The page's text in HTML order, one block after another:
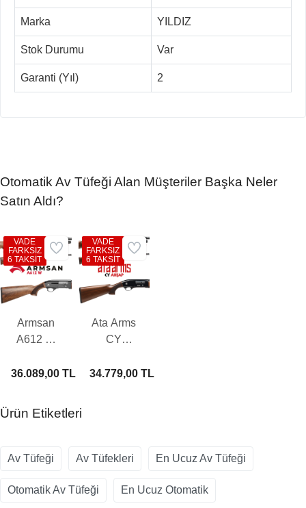
Marka YILDIZ
Stok Durumu Var
Garanti (Yıl) 2
Otomatik Av Tüfeği Alan Müşteriler Başka Neler
Satın Aldı?
Armsan
A612 W
Av Tüfeği
36.089,00 TL
VADE
FARKSIZ
6 TAKSİT
Ata Arms
CY
Otomatik
34.779,00 TL
VADE
FARKSIZ
6 TAKSİT
Ürün Etiketleri
Av Tüfeği Av Tüfekleri En Ucuz Av Tüfeği
Otomatik Av Tüfeği En Ucuz Otomatik